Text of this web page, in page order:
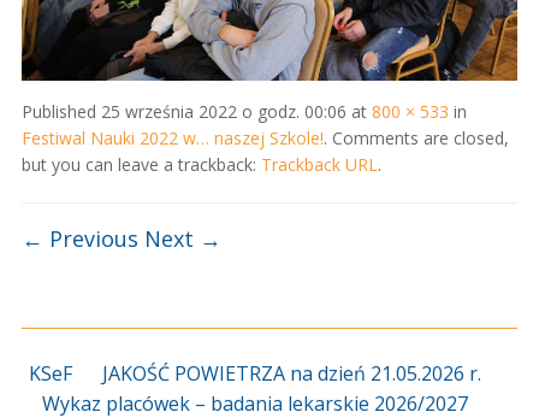
Published 25 września 2022 o godz. 00:06 at 800 × 533 in
Festiwal Nauki 2022 w… naszej Szkole!. Comments are closed,
but you can leave a trackback: Trackback URL .
← Previous Next →
KSeF
JAKOŚĆ POWIETRZA na dzień 21.05.2026 r.
Wykaz placówek – badania lekarskie 2026/2027